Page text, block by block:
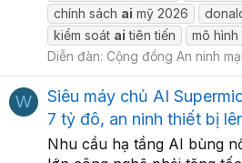
chính sách ai mỹ 2026
kiểm soát ai tiên tiến mô hình
Diễn đàn: Cộng đồng An ninh
W
Siêu máy chủ AI
7 tỷ đô, an ninh thiết bị
Nhu cầu hạ tầng AI bùng